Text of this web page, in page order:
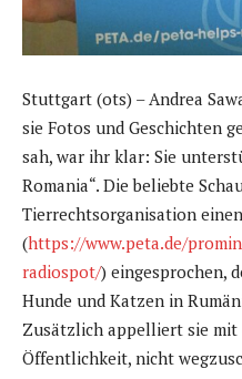
Stuttgart (ots) – Andrea
sie Fotos und Geschichten
sah, war ihr klar: Sie
Romania“. Die beliebte
Tierrechtsorganisation
(https://www.peta.de/
radiospot/) eingesprochen,
Hunde und Katzen in
Zusätzlich appelliert sie mit
Öffentlichkeit, nicht